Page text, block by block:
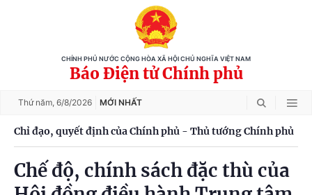
CHÍNH PHỦ NƯỚC CỘNG HÒA XÃ HỘI CHỦ NGHĨA VIỆT NAM
Báo Điện tử Chính phủ
Thứ năm, 6/8/2026 MỚI NHẤT
Chỉ đạo, quyết định của Chính phủ - Thủ tướng Chính phủ
Chế độ, chính sách đặc thù của